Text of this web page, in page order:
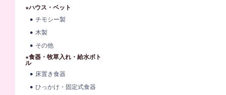
★ハウス・ベット
チモシー製
木製
その他
★食器・牧草入れ・給水ボト
ル
床置き食器
ひっかけ・固定式食器